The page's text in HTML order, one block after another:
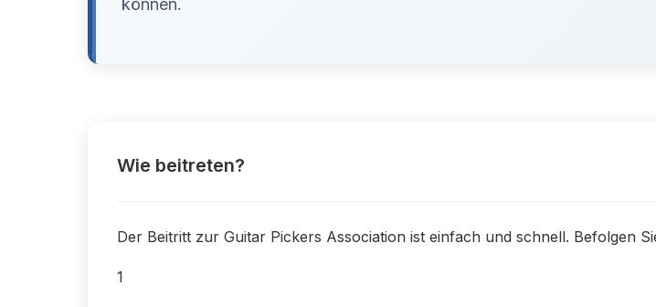
können.
Wie beitreten?
Der Beitritt zur Guitar Pickers Association ist einfach und schnell. Befolgen
1